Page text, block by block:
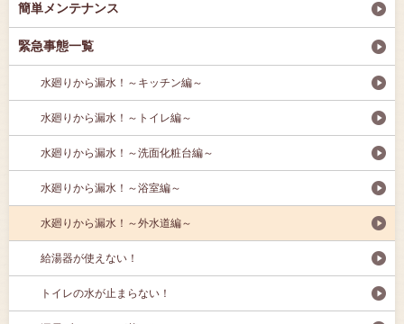
簡単メンテナンス
緊急事態一覧
水廻りから漏水！ ～キッチン編～
水廻りから漏水！ ～トイレ編～
水廻りから漏水！ ～洗面化粧台編～
水廻りから漏水！ ～浴室編～
水廻りから漏水！ ～外水道編～
給湯器が使えない！
トイレの水が止まらない！